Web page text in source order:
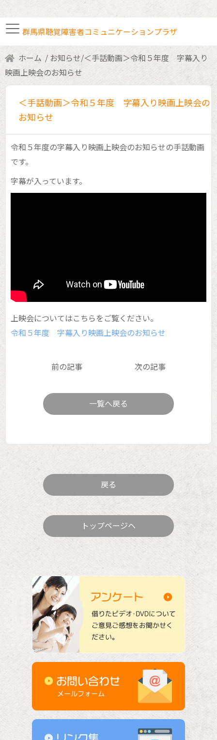
群馬県聴覚障害者コミュニケーションプラザ
手話通訳者・要約筆記者
各種研修・講座案内
ボランティア室利用
ホーム お知らせ/＜手話動画＞令和５年度 字幕入り
映画上映会のお知らせ
＜手話動画＞令和５年度 字幕入り映画上映会の
お知らせ
令和５年度の字幕入り映画上映会のお知らせの手話動画
です。
字幕が入っています。
上映会についてはこちらをご覧ください。
令和５年度 字幕入り映画上映会のお知らせ
前の記事 次の記事
一覧へ戻る
戻る
トップページヘ